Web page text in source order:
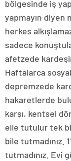
bölgesinde iş
yapmayın diyen
herkes
sadece
afetzede
Haftalarca
depremzede
hakaretlerde
karşı, kentsel
elle tutulur tek
bile tutmadınız.
tutmadınız. Evi